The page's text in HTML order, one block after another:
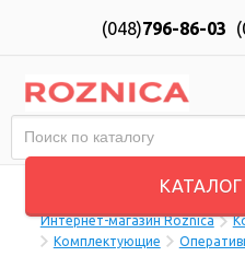
(048)796-86-03
Интернет-магазин Roznica
Комплектующие